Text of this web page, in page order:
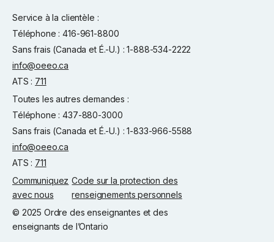
Service à la clientèle :
Téléphone : 416-961-8800
Sans frais (Canada et É.-U.) : 1-888-534-2222
info@oeeo.ca
ATS : 711
Toutes les autres demandes :
Téléphone : 437-880-3000
Sans frais (Canada et É.-U.) : 1-833-966-5588
info@oeeo.ca
ATS : 711
Communiquez
avec nous
Code sur la protection des
renseignements personnels
© 2025 Ordre des enseignantes et des
enseignants de l’Ontario